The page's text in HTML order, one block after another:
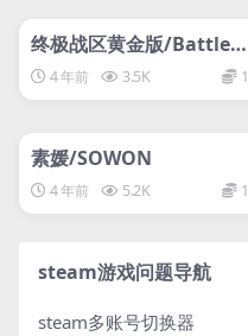
网盘下载游戏
终极战区黄金版/Battlez
one Gold Edition
4 年前 3.5K 1
素媛/SOWON
4 年前 5.2K 1
steam游戏问题导航
steam多账号切换器